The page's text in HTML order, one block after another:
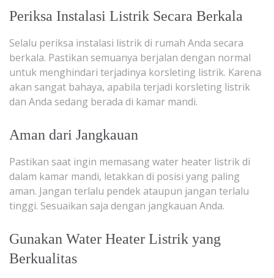
Periksa Instalasi Listrik Secara Berkala
Selalu periksa instalasi listrik di rumah Anda secara
berkala. Pastikan semuanya berjalan dengan normal
untuk menghindari terjadinya korsleting listrik. Karena
akan sangat bahaya, apabila terjadi korsleting listrik
dan Anda sedang berada di kamar mandi.
Aman dari Jangkauan
Pastikan saat ingin memasang water heater listrik di
dalam kamar mandi, letakkan di posisi yang paling
aman. Jangan terlalu pendek ataupun jangan terlalu
tinggi. Sesuaikan saja dengan jangkauan Anda.
Gunakan Water Heater Listrik yang
Berkualitas